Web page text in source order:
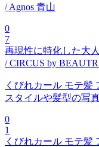
/ Agnos 青山
0
7
再現性に特化した大
/ CIRCUS by
くびれカール モテ髪
スタイルや髪型の写
0
1
くびれカール モテ髪